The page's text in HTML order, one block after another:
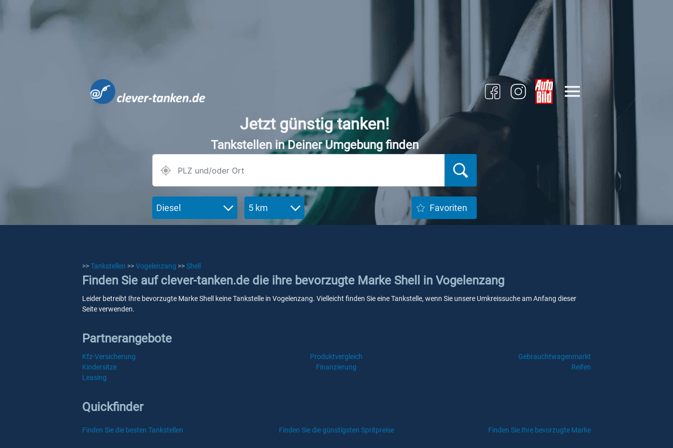
Jetzt günstig tanken!
Tankstellen in Deiner Umgebung finden
Diesel 5 km Favoriten
>>Tankstellen >>Vogelenzang >>Shell
Finden Sie auf clever-tanken.de die ihre bevorzugte Marke Shell in Vogelenzang
Leider betreibt Ihre bevorzugte Marke Shell keine Tankstelle in Vogelenzang. Vielleicht finden Sie eine Tankstelle, wenn Sie unsere Umkreissuche am Anfang dieser
Seite verwenden.
Partnerangebote
Kfz-Versicherung Produktvergleich
Gebrauchtwagenmarkt
Kindersitze
Finanzierung
Reifen
Leasing
Quickfinder
Finden Sie die besten Tankstellen Finden Sie die günstigsten Spritpreise Finden Sie Ihre bevorzugte Marke